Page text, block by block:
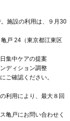
の利用は、９月30
戸 24（東京都江東区
集中ケアの提案
ディション調整
確認ください。
により、最大８回
亀戸にお問い合わせく